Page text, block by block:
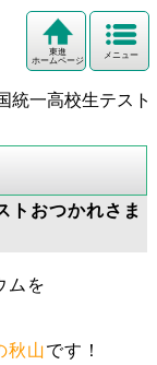
メニュー
東進
ホームページ
統一高校生テスト
おつかれさま
ムを
秋山です！